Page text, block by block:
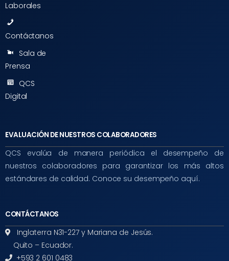
Laborales
Contáctanos
Sala de
Prensa
QCS
Digital
EVALUACIÓN DE NUESTROS COLABORADORES
QCS evalúa de manera periódica el desempeño de
nuestros colaboradores para garantizar los más altos
estándares de calidad. Conoce su desempeño aquí.
CONTÁCTANOS
Inglaterra N31-227 y Mariana de Jesús.
Quito – Ecuador.
+593 2 601 0483